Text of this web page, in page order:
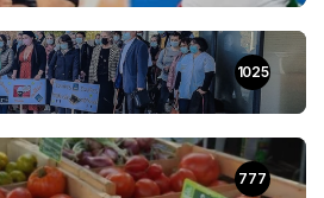
1025
777